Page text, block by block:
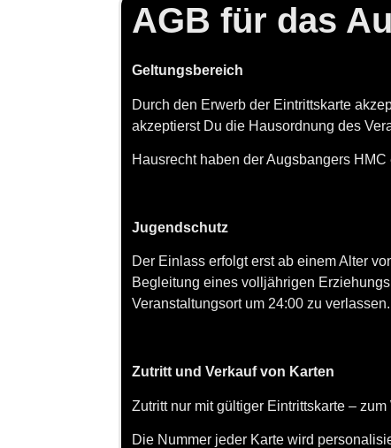
AGB für das
Geltungsbereich
Durch den Erwerb der Eintrittskarte
akzeptierst Du die Hausordnung des
Hausrecht haben der Augsbangers
Jugendschutz
Der Einlass erfolgt erst ab einem Alter
Begleitung eines volljährigen
Veranstaltungsort um 24:00 zu
Zutritt und Verkauf von Karten
Zutritt nur mit gültiger Eintrittskarte –
Die Nummer jeder Karte wird